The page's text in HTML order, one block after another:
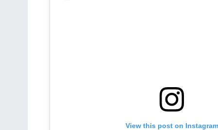
View this post on Instagram